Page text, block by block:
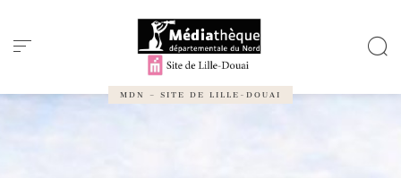
MDN – SITE DE LILLE-DOUAI